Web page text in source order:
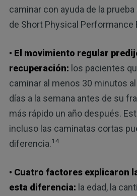
caminar con ayuda de la
de Short Physical Performance
• El movimiento regular
recuperación: los pacientes
caminar al menos 30 minutos
días a la semana antes de su
más rápido un año después.
incluso las caminatas cortas
diferencia.14
• Cuatro factores explicaron
esta diferencia: la edad, la